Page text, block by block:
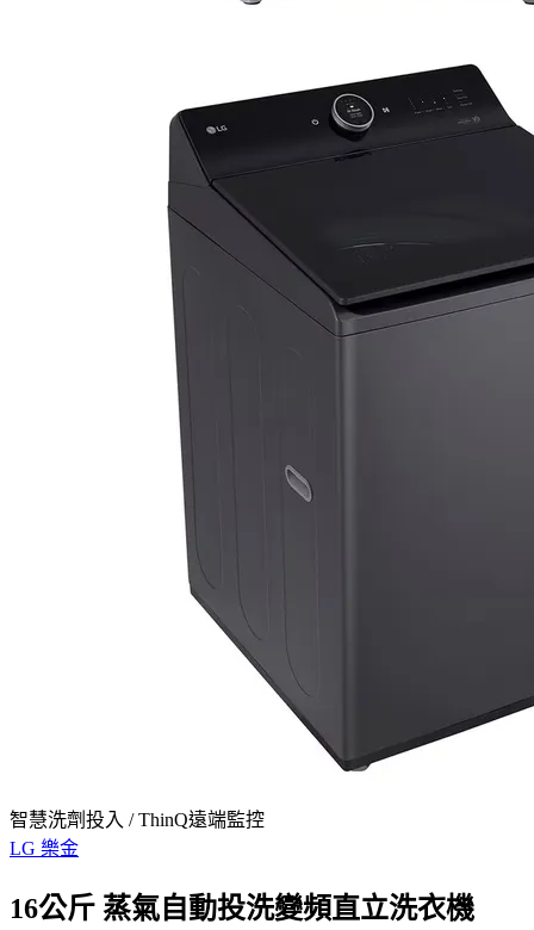
智慧洗劑投入 / ThinQ遠端監控
LG 樂金
16公斤 蒸氣自動投洗變頻直立洗衣機